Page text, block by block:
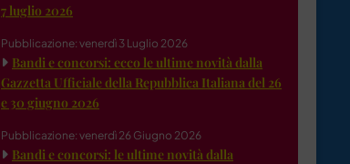
7 luglio 2026
Pubblicazione: venerdì 3 Luglio 2026
Bandi e concorsi: ecco le ultime novità dalla
Gazzetta Ufficiale della Repubblica Italiana del 26
e 30 giugno 2026
Pubblicazione: venerdì 26 Giugno 2026
Bandi e concorsi: le ultime novità dalla